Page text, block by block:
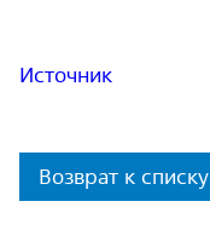
Источник
Возврат к списку